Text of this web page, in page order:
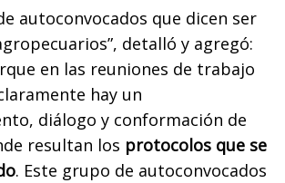
autoconvocados que dicen ser
detalló y agregó:
en las reuniones de trabajo
hay un
diálogo y conformación de
resultan los protocolos que se
. Este grupo de autoconvocados